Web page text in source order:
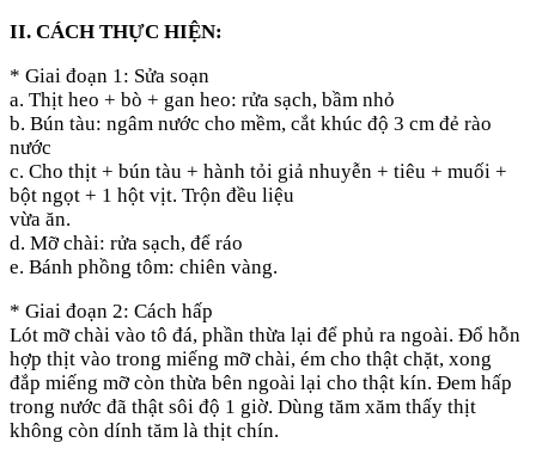
II. CÁCH THỰC HIỆN:
* Giai đoạn 1: Sửa soạn
a. Thịt heo + bò + gan heo: rửa sạch, bầm nhỏ
b. Bún tàu: ngâm nước cho mềm, cắt khúc độ 3 cm đẻ rào
nước
c. Cho thịt + bún tàu + hành tỏi giả nhuyễn + tiêu + muối +
bột ngọt + 1 hột vịt. Trộn đều liệu
vừa ăn.
d. Mỡ chài: rửa sạch, để ráo
e. Bánh phồng tôm: chiên vàng.
* Giai đoạn 2: Cách hấp
Lót mỡ chài vào tô đá, phần thừa lại để phủ ra ngoài. Đổ hỗn
hợp thịt vào trong miếng mỡ chài, ém cho thật chặt, xong
đắp miếng mỡ còn thừa bên ngoài lại cho thật kín. Đem hấp
trong nước đã thật sôi độ 1 giờ. Dùng tăm xăm thấy thịt
không còn dính tăm là thịt chín.